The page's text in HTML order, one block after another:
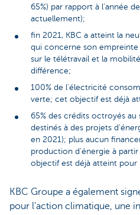
65%) par rapport à l'année
actuellement);
fin 2021, KBC a atteint la
qui concerne son
sur le télétravail et la
différence;
100% de l'électricité
verte; cet objectif est déjà
65% des crédits octroyés
destinés à des projets
en 2021); plus aucun
production d'énergie à
objectif est déjà atteint pour
KBC Groupe a également
pour l'action climatique, une